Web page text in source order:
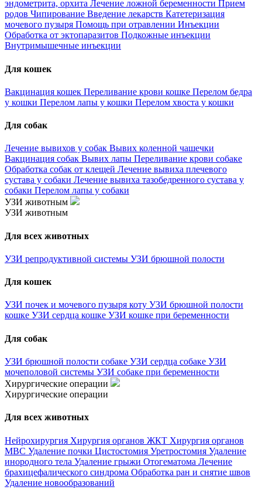
эндометрита, орхита Лечение ложной беременности Прием
родов Чипирование Введение лекарств Катетеризация
мочевого пузыря Помощь при отравлении Инъекции
Обработка от эктопаразитов Подкожные инъекции
Внутримышечные инъекции
Для кошек
Вакцинация кошек Переливание крови кошке Перелом бедра
у кошки Перелом лапы у кошки Перелом хвоста у кошки
Для собак
Лечение вывихов у собак Вывих коленной чашечки
Вакцинация собак Вывих лапы Переливание крови собаке
Обработка собак от клещей Лечение вывиха плечевого
сустава у собаки Лечение вывиха тазобедренного сустава у
собаки Перелом лапы у собаки
УЗИ животным
УЗИ животным
Для всех животных
УЗИ репродуктивной системы УЗИ брюшной полости
Для кошек
УЗИ почек и мочевого пузыря коту УЗИ брюшной полости
кошке УЗИ сердца кошке УЗИ кошке при беременности
Для собак
УЗИ брюшной полости собаке УЗИ сердца собаке УЗИ
мочеполовой системы УЗИ собаке при беременности
Хирургические операции
Хирургические операции
Для всех животных
Нейрохирургия Хирургия органов ЖКТ Хирургия органов
МВС Удаление почки Цистостомия Уретростомия Удаление
инородного тела Удаление грыжи Отогематома Лечение
брахицефалического синдрома Обработка ран и снятие швов
Удаление новообразований